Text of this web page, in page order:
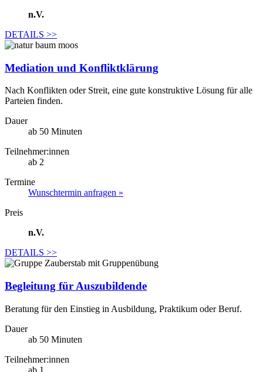
n.V.
DETAILS >>
Mediation und Konfliktklärung
Nach Konflikten oder Streit, eine gute konstruktive Lösung für alle
Parteien finden.
Dauer
ab 50 Minuten
Teilnehmer:innen
ab 2
Termine
Wunschtermin anfragen »
Preis
n.V.
DETAILS >>
Begleitung für Auszubildende
Beratung für den Einstieg in Ausbildung, Praktikum oder Beruf.
Dauer
ab 50 Minuten
Teilnehmer:innen
ab 1